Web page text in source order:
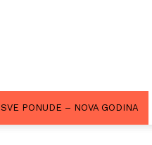
SVE PONUDE – NOVA GODINA